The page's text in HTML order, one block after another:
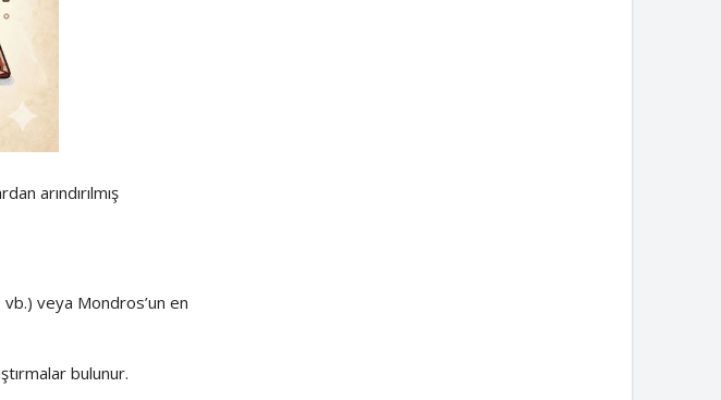
arındırılmış
veya Mondros’un en
bulunur.